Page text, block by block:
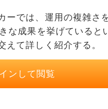
では、運用の複雑さ
な成果を挙げていると
えて詳しく紹介する。
ンして閲覧